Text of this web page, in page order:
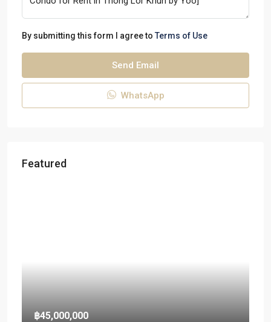
By submitting this form I agree to Terms of Use
Send Email
WhatsApp
Featured
฿45,000,000